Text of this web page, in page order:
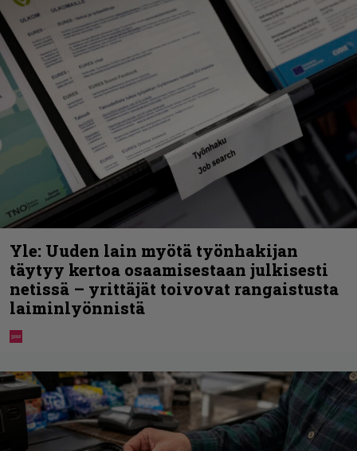
Yle: Uuden lain myötä työnhakijan
täytyy kertoa osaamisestaan julkisesti
netissä – yrittäjät toivovat rangaistusta
laiminlyönnistä